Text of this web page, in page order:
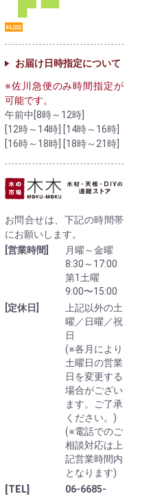
お届け日時指定について
※佐川急便のみ時間指定が
可能です。
午前中[8時～12時]
[12時～14時] [14時～16時]
[16時～18時] [18時～21時]
お問合せは、下記の時間帯
にお願いします。
[営業時間]
月曜～金曜
8:30～17:00
第1土曜
9:00〜15:00
[定休日]
上記以外の土
曜／日曜／祝
日
(※各月により
土曜日の営業
日を変更する
場合がござい
ます。ご了承
ください。)
(※電話でのご
相談対応は上
記営業時間内
となります)
[TEL]
06-6685-